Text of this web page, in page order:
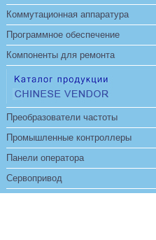
Коммутационная аппаратура
Программное обеспечение
Компоненты для ремонта
Преобразователи частоты
Промышленные контроллеры
Панели оператора
Сервопривод